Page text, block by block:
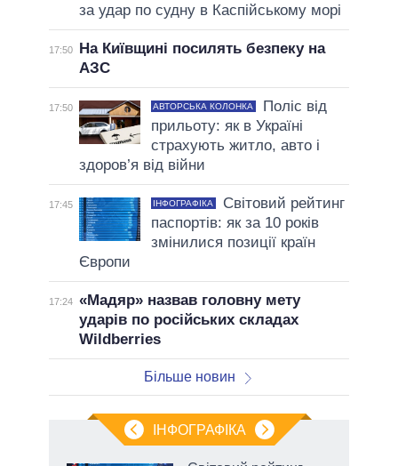
за удар по судну в Каспійському морі
17:50
На Київщині посилять безпеку на
АЗС
17:50 АВТОРСЬКА КОЛОНКА
Поліс від
прильоту: як в Україні
страхують житло, авто і
здоров’я від війни
17:45 ІНФОГРАФІКА
Світовий рейтинг
паспортів: як за 10 років
змінилися позиції країн
Європи
17:24 «Мадяр» назвав головну мету
ударів по російських складах
Wildberries
Більше новин
ІНФОГРАФІКА